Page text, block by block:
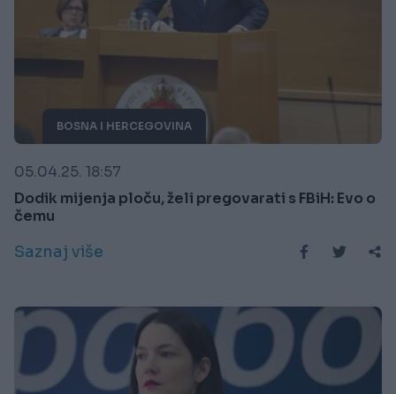
BOSNA I HERCEGOVINA
05.04.25. 18:57
Dodik mijenja ploču, želi pregovarati s FBiH: Evo o
čemu
Saznaj više